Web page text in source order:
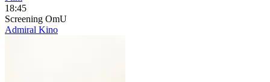
18:45
Screening OmU
Admiral Kino